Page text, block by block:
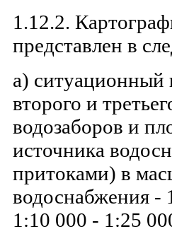
1.12.2.
представлен в
а) ситуационный
второго и
водозаборов и
источника
притоками) в
водоснабжения -
1:10 000 - 1:25